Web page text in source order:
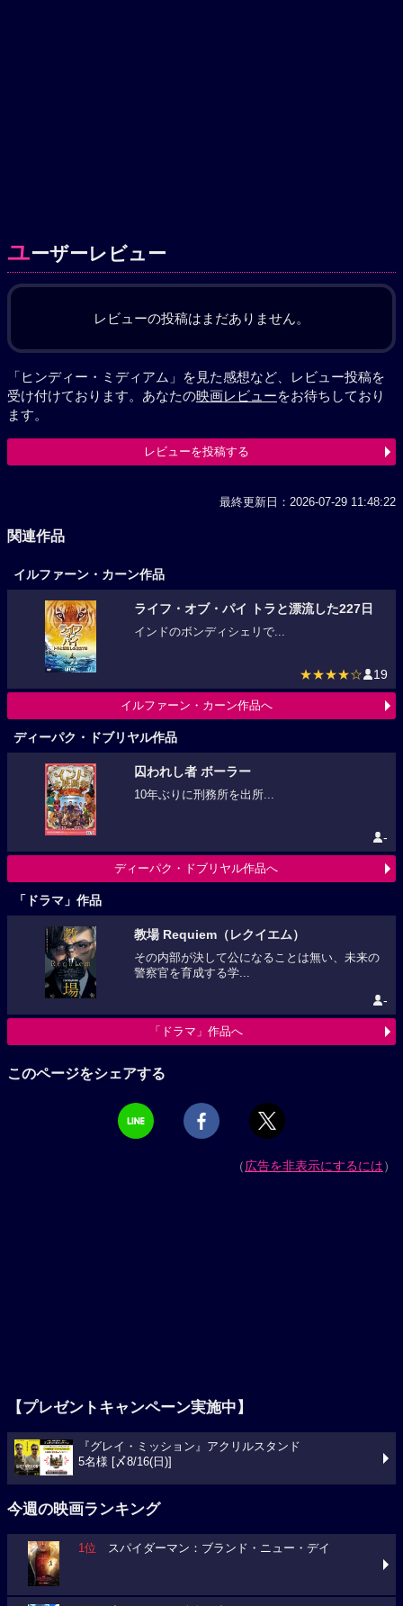
ユーザーレビュー
レビューの投稿はまだありません。
「ヒンディー・ミディアム」を見た感想など、レビュー投稿を
受け付けております。あなたの映画レビューをお待ちしており
ます。
レビューを投稿する
最終更新日：2026-07-29 11:48:22
関連作品
イルファーン・カーン作品
ライフ・オブ・パイ トラと漂流した227日
インドのボンディシェリで...
★★★★☆ 19
イルファーン・カーン作品へ
ディーパク・ドブリヤル作品
囚われし者 ボーラー
10年ぶりに刑務所を出所...
-
ディーパク・ドブリヤル作品へ
「ドラマ」作品
教場 Requiem（レクイエム）
その内部が決して公になることは無い、未来の
警察官を育成する学...
-
「ドラマ」作品へ
このページをシェアする
（広告を非表示にするには）
【プレゼントキャンペーン実施中】
『グレイ・ミッション』アクリルスタンド
5名様 [〆8/16(日)]
今週の映画ランキング
1位 スパイダーマン：ブランド・ニュー・デイ